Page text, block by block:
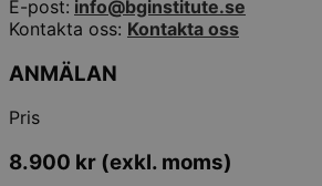
E-post: info@bginstitute.se
Kontakta oss: Kontakta oss
ANMÄLAN
Pris
8.900 kr (exkl. moms)